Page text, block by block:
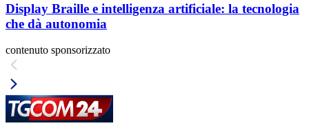
Display Braille e intelligenza artificiale: la tecnologia
che dà autonomia
contenuto sponsorizzato